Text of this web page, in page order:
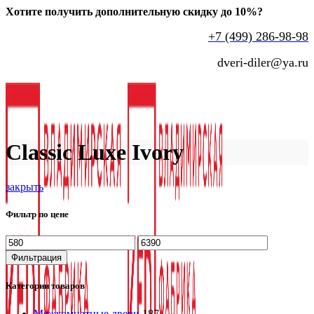
Хотите получить дополнительную скидку до 10%?
+7 (499) 286-98-98
dveri-diler@ya.ru
Classic Luxe Ivory
закрыть
Фильтр по цене
Минимальная
цена
Максимальная
цена
Фильтрация
Категории товаров